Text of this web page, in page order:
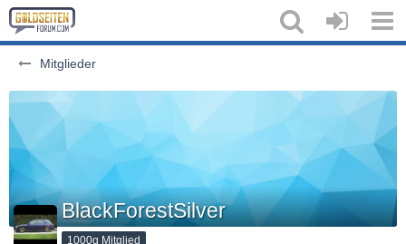
Mitglieder
BlackForestSilver
1000g Mitglied